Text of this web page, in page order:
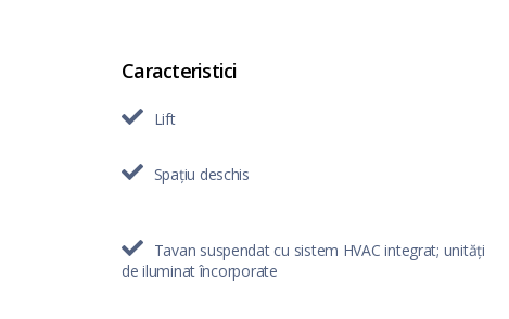
Caracteristici
Lift
Spațiu deschis
Tavan suspendat cu sistem HVAC integrat; unități
de iluminat încorporate